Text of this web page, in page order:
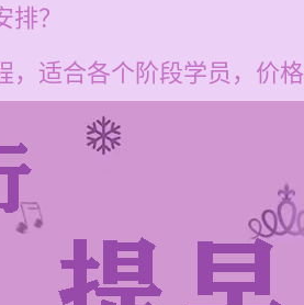
？
适合各个阶段学员，价